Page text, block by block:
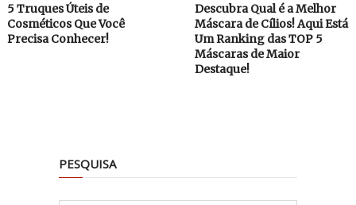
5 Truques Úteis de
Cosméticos Que Você
Precisa Conhecer!
Descubra Qual é a Melhor
Máscara de Cílios! Aqui Está
Um Ranking das TOP 5
Máscaras de Maior
Destaque!
PESQUISA